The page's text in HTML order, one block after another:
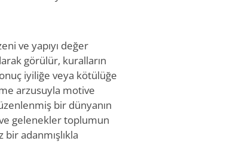
ve yapıyı değer
görülür, kuralların
iyiliğe veya kötülüğe
arzusuyla motive
bir dünyanın
gelenekler toplumun
adanmışlıkla